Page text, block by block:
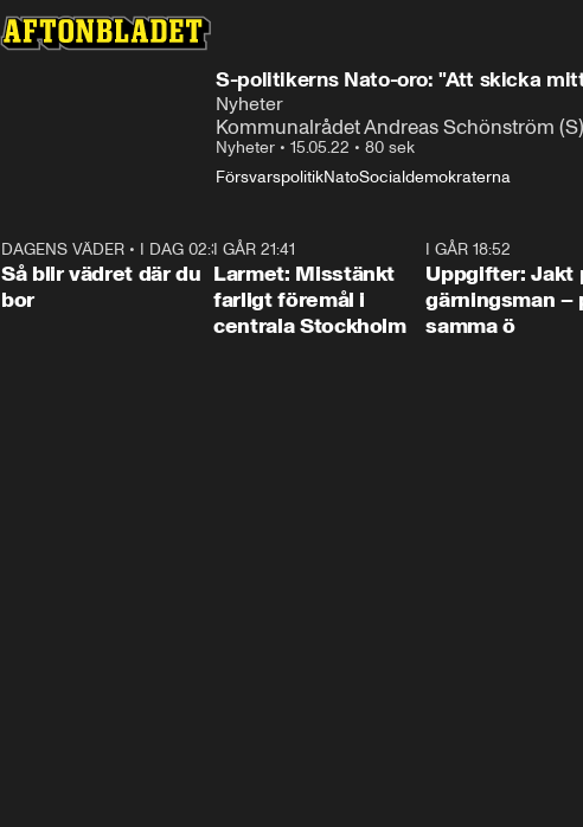
S-politikerns Nato-oro: "Att skicka
Nyheter
Kommunalrådet Andreas Schönström
Nyheter • 15.05.22 • 80 sek
FörsvarspolitikNatoSocialdemokraterna
1:06
DAGENS VÄDER • I DAG 02:30
Så blir vädret där du
bor
I GÅR 21:41
Larmet: Misstänkt
farligt föremål i
centrala Stockholm
I GÅR 18:52
Uppgifter: Jakt
gärningsman –
samma ö